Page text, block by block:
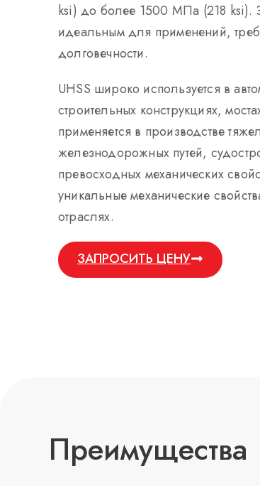
ksi) до более 1500 МПа (218 ksi).
идеальным для применений,
долговечности.
UHSS широко используется в
строительных конструкциях,
применяется в производстве
железнодорожных путей,
превосходных механических
уникальные механические
отраслях.
ЗАПРОСИТЬ ЦЕНУ
Преимущества